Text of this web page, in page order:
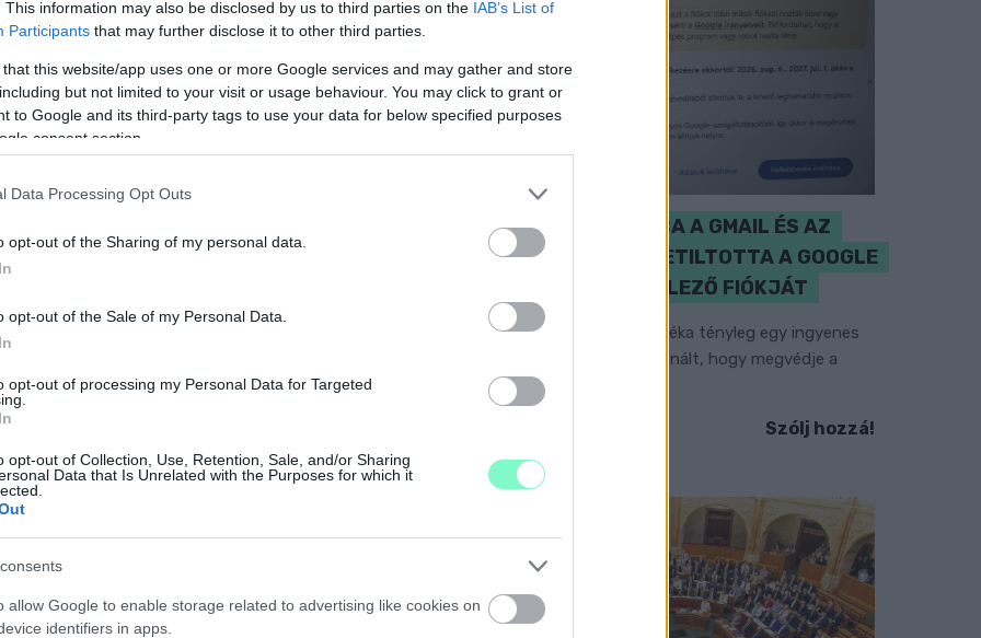
This information may also be disclosed by us to third parties on the IAB’s List of
Participants that may further disclose it to other third parties.
that this website/app uses one or more Google services and may gather and store
but not limited to your visit or usage behaviour. You may click to grant or
to Google and its third-party tags to use your data for below specified purposes
consent section.
Data Processing Opt Outs
opt-out of the Sharing of my personal data.
opt-out of the Sale of my Personal Data.
opt-out of processing my Personal Data for Targeted
opt-out of Collection, Use, Retention, Sale, and/or Sharing
Data that Is Unrelated with the Purposes for which it
allow Google to enable storage related to advertising like cookies on
identifiers in apps.
a tőlük független szerkesztőségek
még a hatalmat ellenőrző hang, akkor
Nemzeti Újságírók Demokratikus
00000113-44920004.
foci
CZUNYINÉ HARCA A GMAIL ÉS AZ
ÖNKÉNY ELLEN - LETILTOTTA A GOOGLE
A VÉDVONAL LEVELEZŐ FIÓKJÁT
Nem vicc! A Fidesz maradéka tényleg egy ingyenes
e-mail szolgáltatást használt, hogy megvédje a
Fidesz maradékát.
Szólj hozzá!